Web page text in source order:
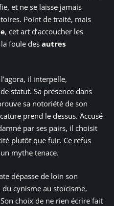
et ne se laisse jamais
Point de traité, mais
, cet art d’accoucher les
foule des autres
il interpelle,
statut. Sa présence dans
sa notoriété de son
prend le dessus. Accusé
par ses pairs, il choisit
plutôt que fuir. Ce refus
mythe tenace.
dépasse de loin son
cynisme au stoïcisme,
choix de ne rien écrire fait